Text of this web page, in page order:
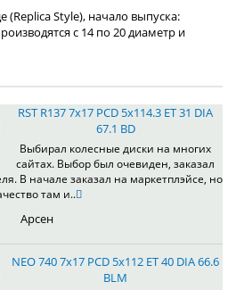
(Replica Style), начало выпуска:
с 14 по 20 диаметр и
RST R137 7x17 PCD 5x114.3 ET 31 DIA
67.1 BD
Выбирал колесные диски на многих
сайтах. Выбор был очевиден, заказал
В начале заказал на маркетплэйсе, но
там и..
Арсен
NEO 740 7x17 PCD 5x112 ET 40 DIA 66.6
BLM